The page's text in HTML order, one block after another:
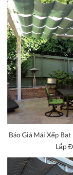
Báo Giá Mái Xếp
Lắp